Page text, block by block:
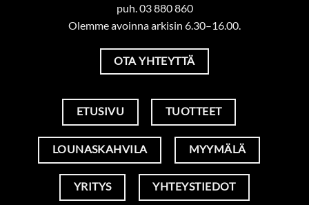
puh. 03 880 860
Olemme avoinna arkisin 6.30–16.00.
OTA YHTEYTTÄ
ETUSIVU TUOTTEET
LOUNASKAHVILA MYYMÄLÄ
YRITYS YHTEYSTIEDOT